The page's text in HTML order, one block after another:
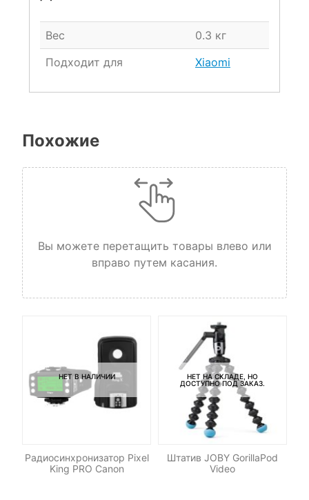
Вес
0.3 кг
Подходит для
Xiaomi
Похожие
Вы можете перетащить товары влево или
вправо путем касания.
НЕТ В НАЛИЧИИ
Радиосинхронизатор Pixel
King PRO Canon
НЕТ НА СКЛАДЕ, НО
ДОСТУПНО ПОД ЗАКАЗ.
Штатив JOBY GorillaPod
Video